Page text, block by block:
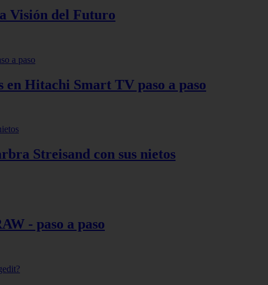
Visión del Futuro
Hitachi Smart TV paso a paso
Streisand con sus nietos
- paso a paso